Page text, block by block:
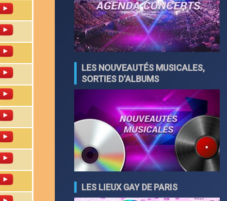
LES NOUVEAUTÉS MUSICALES,
SORTIES D'ALBUMS
LES LIEUX GAY DE PARIS